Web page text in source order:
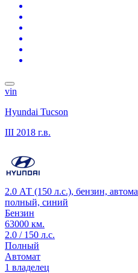
vin
Hyundai Tucson
III 2018 г.в.
2.0 АТ (150 л.с.), бензин,
полный, синий
Бензин
63000 км.
2.0 / 150 л.с.
Полный
Автомат
1 владелец